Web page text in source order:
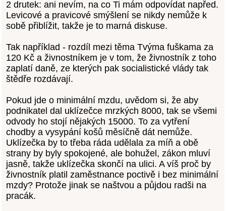
2 drutek: ani nevím, na co Ti mám odpovídat napřed.
Levicové a pravicové smýšlení se nikdy nemůže k
sobě přiblížit, takže je to marná diskuse.
Tak například - rozdíl mezi těma Tvýma fuškama za
120 Kč a živnostníkem je v tom, že živnostník z toho
zaplatí daně, ze kterých pak socialistické vlády tak
štědře rozdávají.
Pokud jde o minimální mzdu, uvědom si, že aby
podnikatel dal uklízečce mrzkých 8000, tak se všemi
odvody ho stojí nějakých 15000. To za vytření
chodby a vysypání košů měsíčně dát nemůže.
Uklízečka by to třeba ráda udělala za míň a obě
strany by byly spokojené, ale bohužel, zákon mluví
jasně, takže uklízečka skončí na ulici. A víš proč by
živnostník platil zaměstnance poctivě i bez minimální
mzdy? Protože jinak se naštvou a půjdou radši na
pracák.